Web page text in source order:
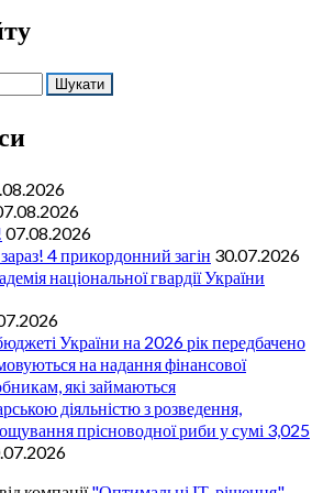
07.08.2026
4 прикордонний загін 30.07.2026
національної гвардії України
України на 2026 рік передбачено
на надання фінансової
які займаються
діяльністю з розведення,
прісноводної риби у сумі 3,025